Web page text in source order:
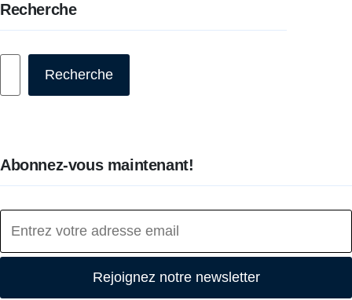
Recherche
Recherche
Abonnez-vous maintenant!
Rejoignez notre newsletter